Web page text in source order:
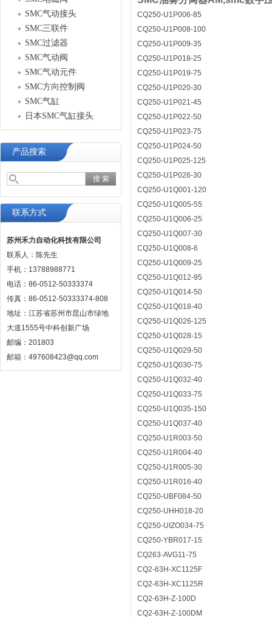
SMC气动接头
SMC三联件
SMC过滤器
SMC气动阀
SMC气动元件
SMC方向控制阀
SMC气缸
日本SMC气缸接头
产品搜索
联系方式
苏州禾力自动化科技有限公司
联系人：陈先生
手机：13788988771
电话：86-0512-50333374
传真：86-0512-50333374-808
地址：江苏省苏州市昆山市绿地
大道1555号中科创新广场
邮编：201803
邮箱：497608423@qq.com
CQ250-U1P006-85
CQ250-U1P008-100
CQ250-U1P009-35
CQ250-U1P018-25
CQ250-U1P019-75
CQ250-U1P020-30
CQ250-U1P021-45
CQ250-U1P022-50
CQ250-U1P023-75
CQ250-U1P024-50
CQ250-U1P025-125
CQ250-U1P026-30
CQ250-U1Q001-120
CQ250-U1Q005-55
CQ250-U1Q006-25
CQ250-U1Q007-30
CQ250-U1Q008-6
CQ250-U1Q009-25
CQ250-U1Q012-95
CQ250-U1Q014-50
CQ250-U1Q018-40
CQ250-U1Q026-125
CQ250-U1Q028-15
CQ250-U1Q029-50
CQ250-U1Q030-75
CQ250-U1Q032-40
CQ250-U1Q033-75
CQ250-U1Q035-150
CQ250-U1Q037-40
CQ250-U1R003-50
CQ250-U1R004-40
CQ250-U1R005-30
CQ250-U1R016-40
CQ250-UBF084-50
CQ250-UHH018-20
CQ250-UIZO034-75
CQ250-YBR017-15
CQ263-AVG11-75
CQ2-63H-XC1125F
CQ2-63H-XC1125R
CQ2-63H-Z-100D
CQ2-63H-Z-100DM